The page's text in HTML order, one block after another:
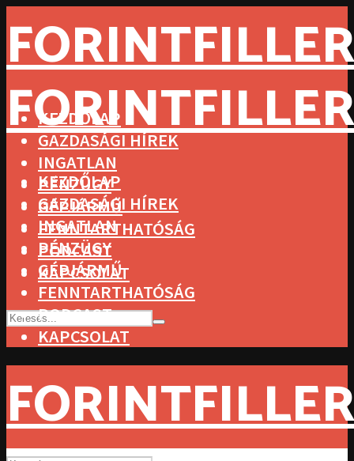
KEZDŐLAP
GAZDASÁGI HÍREK
INGATLAN
PÉNZÜGY
GÉPJÁRMŰ
FENNTARTHATÓSÁG
PODCAST
KAPCSOLAT
KEZDŐLAP
GAZDASÁGI HÍREK
INGATLAN
PÉNZÜGY
GÉPJÁRMŰ
FENNTARTHATÓSÁG
PODCAST
KAPCSOLAT